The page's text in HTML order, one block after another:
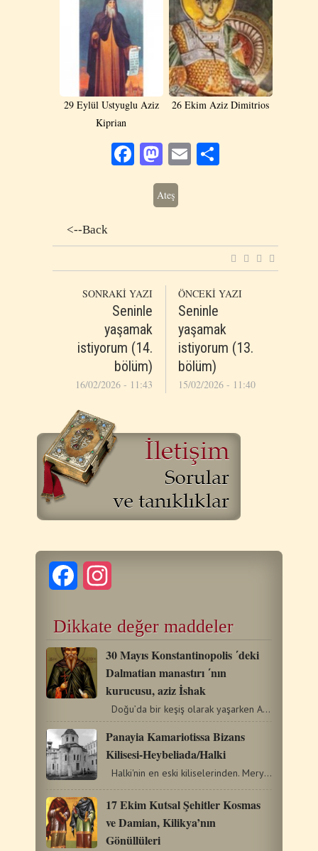
29 Eylül Ustyuglu Aziz
Kiprian
26 Ekim Aziz Dimitrios
Facebook
Mastodon
Email
Ateş
<--Back
SONRAKİ YAZI
Seninle
yaşamak
istiyorum (14.
bölüm)
16/02/2026 - 11:43
ÖNCEKİ YAZI
Seninle
yaşamak
istiyorum (13.
bölüm)
15/02/2026 - 11:40
Facebook
Dikkate değer maddeler
30 Mayıs Konstantinopolis ΄deki
Dalmatian manastırı ΄nın
kurucusu, aziz İshak
Doğu’da bir keşiş olarak yaşarken Aziz İshak,…
Panayia Kamariotissa Bizans
Kilisesi-Heybeliada/Halki
Halki'nin en eski kiliselerinden. Meryem Ana'ya ithaf edilmiş.…
17 Ekim Kutsal Şehitler Kosmas
ve Damian, Kilikya’nın
Gönüllüleri